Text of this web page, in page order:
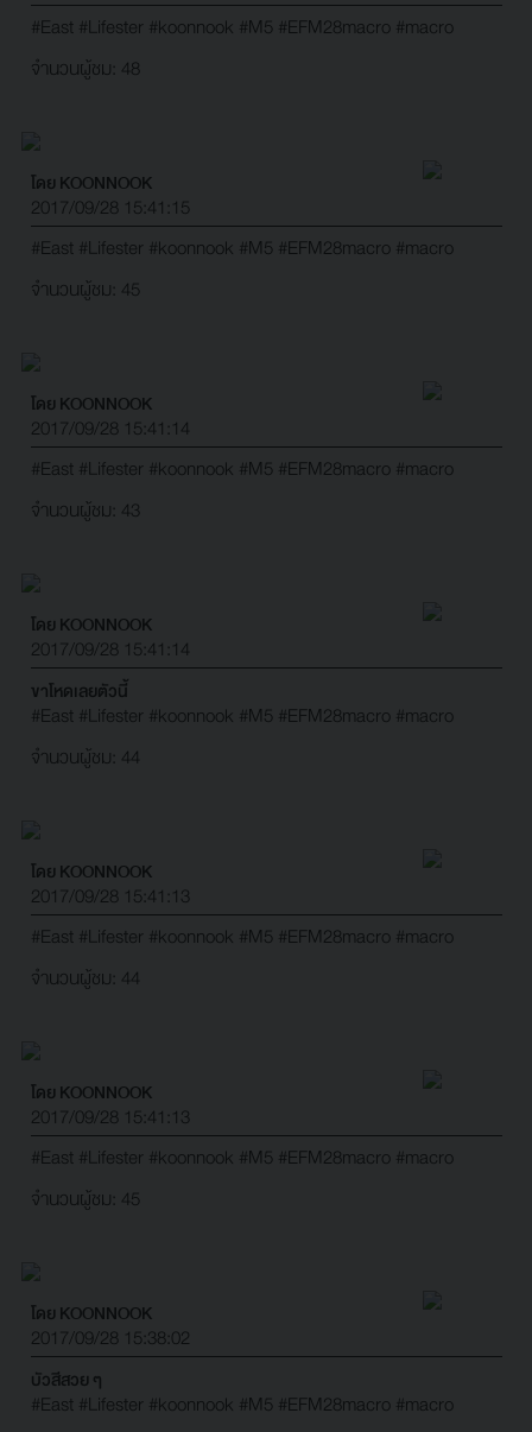
#East #Lifester #koonnook #M5 #EFM28macro #macro
จำนวนผู้ชม: 48
โดย KOONNOOK
2017/09/28 15:41:15
#East #Lifester #koonnook #M5 #EFM28macro #macro
จำนวนผู้ชม: 45
โดย KOONNOOK
2017/09/28 15:41:14
#East #Lifester #koonnook #M5 #EFM28macro #macro
จำนวนผู้ชม: 43
โดย KOONNOOK
2017/09/28 15:41:14
ขาโหดเลยตัวนี้
#East #Lifester #koonnook #M5 #EFM28macro #macro
จำนวนผู้ชม: 44
โดย KOONNOOK
2017/09/28 15:41:13
#East #Lifester #koonnook #M5 #EFM28macro #macro
จำนวนผู้ชม: 44
โดย KOONNOOK
2017/09/28 15:41:13
#East #Lifester #koonnook #M5 #EFM28macro #macro
จำนวนผู้ชม: 45
โดย KOONNOOK
2017/09/28 15:38:02
บัวสีสวย ๆ
#East #Lifester #koonnook #M5 #EFM28macro #macro